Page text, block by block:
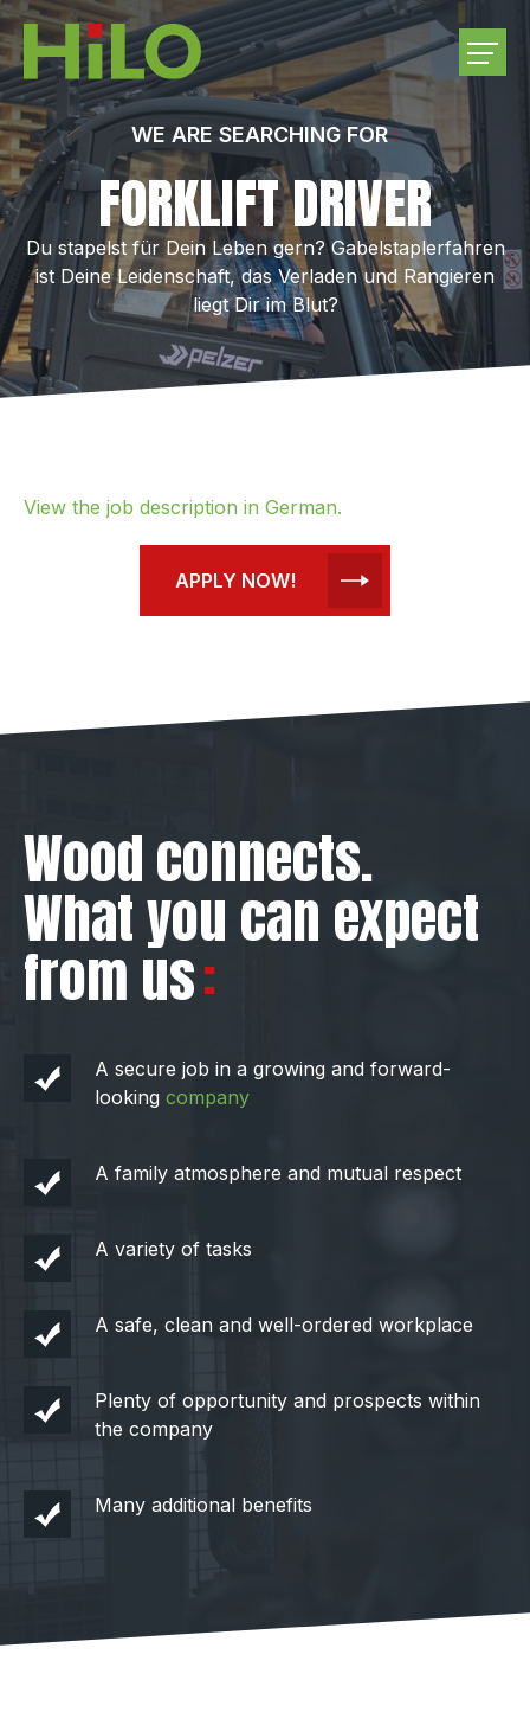
COMPANY
PRODUCTS
PURCHASE ROUNDWOOD
CAREER
WE ARE SEARCHING FOR
FORKLIFT DRIVER
Du stapelst für Dein Leben gern? Gabelstaplerfahren
ist Deine Leidenschaft, das Verladen und Rangieren
liegt Dir im Blut?
View the job description in German.
APPLY NOW!
Wood connects.
What you can expect
from us
A secure job in a growing and forward-
looking company
A family atmosphere and mutual respect
A variety of tasks
A safe, clean and well-ordered workplace
Plenty of opportunity and prospects within
the company
Many additional benefits